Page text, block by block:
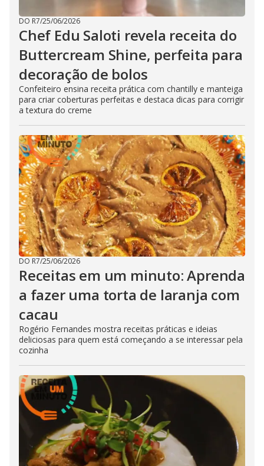
DO R7/25/06/2026
Chef Edu Saloti revela receita do
Buttercream Shine, perfeita para
decoração de bolos
Confeiteiro ensina receita prática com chantilly e manteiga
para criar coberturas perfeitas e destaca dicas para corrigir
a textura do creme
DO R7/25/06/2026
Receitas em um minuto: Aprenda
a fazer uma torta de laranja com
cacau
Rogério Fernandes mostra receitas práticas e ideias
deliciosas para quem está começando a se interessar pela
cozinha